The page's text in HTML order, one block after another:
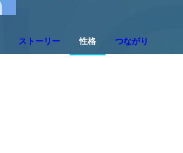
ストーリー 性格 つながり